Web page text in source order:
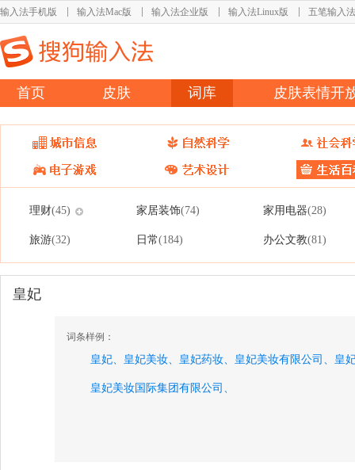
输入法手机版 输入法Mac版 输入法企业版 输入法Linux版 五笔输入法
首页 皮肤 词库 皮肤表情开
理财(45) 家居装饰(74) 家用电器(28)
旅游(32) 日常(184) 办公文教(81)
皇妃
词条样例：
皇妃、 皇妃美妆、 皇妃药妆、 皇妃美妆有限公司、 皇
皇妃美妆国际集团有限公司、